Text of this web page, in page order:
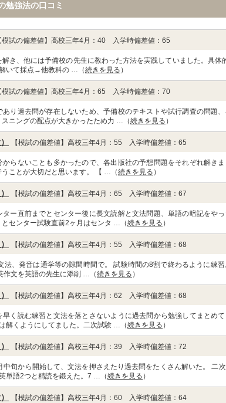
勉強法の口コミ
模試の偏差値】高校三年4月：40 入学時偏差値：65
き、他には予備校の先生に教わった方法を実践していました。具体
いて採点→他教科の …（続きを見る ）
模試の偏差値】高校三年4月：65 入学時偏差値：70
あり過去問が存在しないため、予備校のテキストや試行調査の問題
ニングの配点が大きかったため力 …（続きを見る ）
【模試の偏差値】高校三年4月：55 入学時偏差値：65
からないことも多かったので、各出版社の予想問題をそれぞれ解き
ことが大切だと思います。 【 …（続きを見る ）
【模試の偏差値】高校三年4月：65 入学時偏差値：67
ー直前までとセンター後に長文読解と文法問題、単語の暗記をや
センター試験直前2ヶ月はセンタ …（続きを見る ）
【模試の偏差値】高校三年4月：55 入学時偏差値：68
法、発音は通学等の隙間時間で。 試験時間の8割で終わるように練
作文を英語の先生に添削 …（続きを見る ）
【模試の偏差値】高校三年4月：62 入学時偏差値：68
く読む練習と文法を落とさないように過去問から勉強してまとめ
解くようにしてました。二次試験 …（続きを見る ）
【模試の偏差値】高校三年4月：39 入学時偏差値：72
中旬から開始して、文法を押さえたり過去問をたくさん解いた。 二
単語2つと精読を鍛えた。7 …（続きを見る ）
【模試の偏差値】高校三年4月：60 入学時偏差値：64